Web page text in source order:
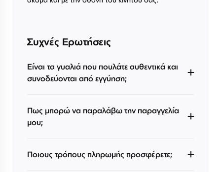
Συχνές Ερωτήσεις
Είναι τα γυαλιά που πουλάτε αυθεντικά και
συνοδεύονται από εγγύηση;
Πως μπορώ να παραλάβω την παραγγελία
μου;
Ποιους τρόπους πληρωμής προσφέρετε;